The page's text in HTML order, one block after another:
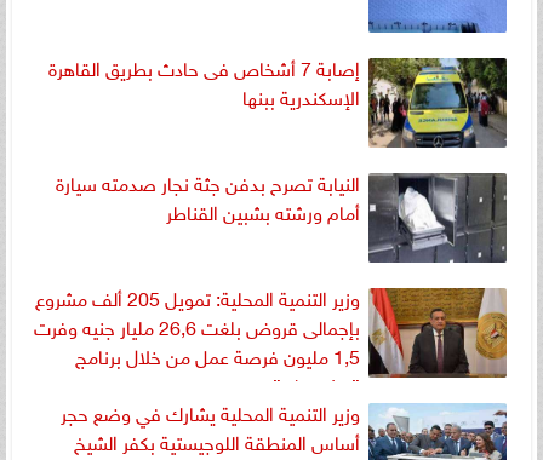
إصابة 7 أشخاص فى حادث بطريق القاهرة
الإسكندرية ببنها
النيابة تصرح بدفن جثة نجار صدمته سيارة
أمام ورشته بشبين القناطر
وزير التنمية المحلية: تمويل 205 ألف مشروع
بإجمالى قروض بلغت 26,6 مليار جنيه وفرت
1,5 مليون فرصة عمل من خلال برنامج
”مشروعك”
وزير التنمية المحلية يشارك في وضع حجر
أساس المنطقة اللوجيستية بكفر الشيخ